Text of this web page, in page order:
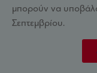
μπορούν να
Σεπτεμβρίου.